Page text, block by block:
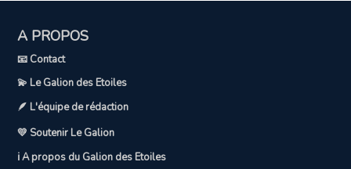
A PROPOS
📧 Contact
💫 Le Galion des Etoiles
🪶 L'équipe de rédaction
💛 Soutenir Le Galion
ℹ️ A propos du Galion des Etoiles